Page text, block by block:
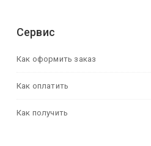
Сервис
Как оформить заказ
Как оплатить
Как получить